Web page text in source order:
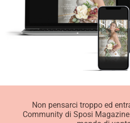
Non pensarci troppo ed
Community di Sposi